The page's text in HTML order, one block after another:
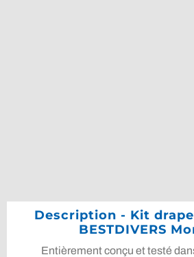
Description - Kit
BESTDIVERS
Entièrement conçu et testé